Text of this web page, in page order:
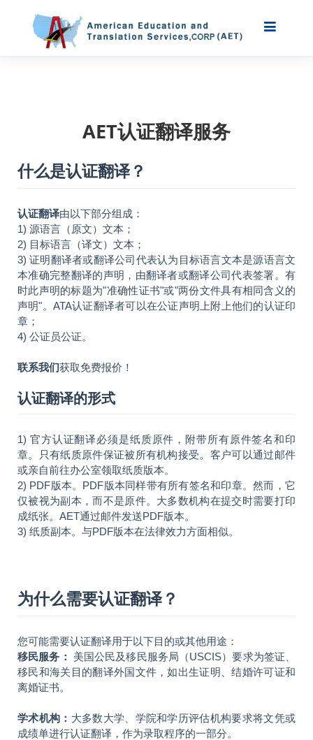
AET认证翻译服务
什么是认证翻译？
认证翻译由以下部分组成：
1) 源语言（原文）文本；
2) 目标语言（译文）文本；
3) 证明翻译者或翻译公司代表认为目标语言文本是源语言文
本准确完整翻译的声明，由翻译者或翻译公司代表签署。有
时此声明的标题为"准确性证书"或"两份文件具有相同含义的
声明"。ATA认证翻译者可以在公证声明上附上他们的认证印
章；
4) 公证员公证。
联系我们获取免费报价！
认证翻译的形式
1) 官方认证翻译必须是纸质原件，附带所有原件签名和印
章。只有纸质原件保证被所有机构接受。客户可以通过邮件
或亲自前往办公室领取纸质版本。
2) PDF版本。PDF版本同样带有所有签名和印章。然而，它
仅被视为副本，而不是原件。大多数机构在提交时需要打印
成纸张。AET通过邮件发送PDF版本。
3) 纸质副本。与PDF版本在法律效力方面相似。
为什么需要认证翻译？
您可能需要认证翻译用于以下目的或其他用途：
移民服务：
美国公民及移民服务局（USCIS）要求为签证、
移民和海关目的翻译外国文件，如出生证明、结婚许可证和
离婚证书。
学术机构： 大多数大学、学院和学历评估机构要求将文凭或
成绩单进行认证翻译，作为录取程序的一部分。